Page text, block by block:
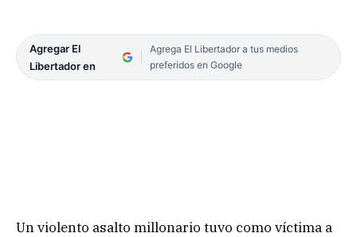
Agregar El
Libertador en
Agrega El Libertador a tus medios
preferidos en Google
Un violento asalto millonario tuvo como víctima a